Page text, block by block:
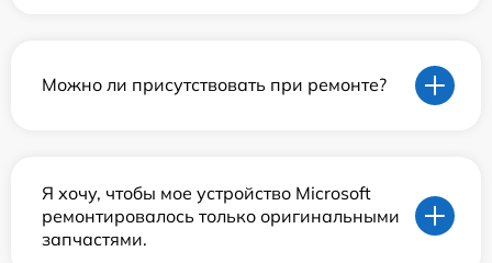
Можно ли присутствовать при ремонте?
Я хочу, чтобы мое устройство Microsoft
ремонтировалось только оригинальными
запчастями.